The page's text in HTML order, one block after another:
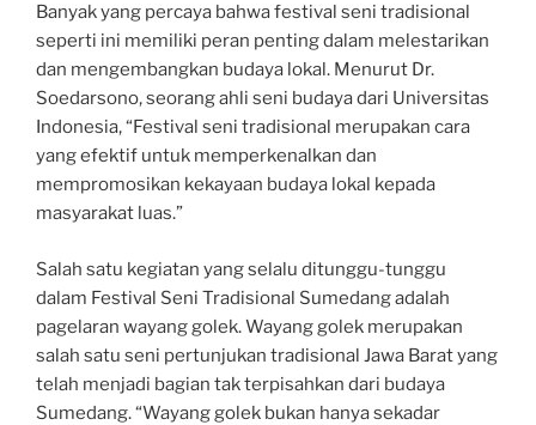
Banyak yang percaya bahwa festival seni tradisional
seperti ini memiliki peran penting dalam melestarikan
dan mengembangkan budaya lokal. Menurut Dr.
Soedarsono, seorang ahli seni budaya dari Universitas
Indonesia, “Festival seni tradisional merupakan cara
yang efektif untuk memperkenalkan dan
mempromosikan kekayaan budaya lokal kepada
masyarakat luas.”
Salah satu kegiatan yang selalu ditunggu-tunggu
dalam Festival Seni Tradisional Sumedang adalah
pagelaran wayang golek. Wayang golek merupakan
salah satu seni pertunjukan tradisional Jawa Barat yang
telah menjadi bagian tak terpisahkan dari budaya
Sumedang. “Wayang golek bukan hanya sekadar